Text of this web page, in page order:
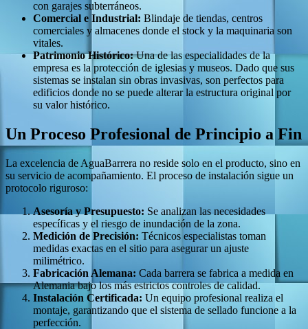
con garajes subterráneos.
Comercial e Industrial: Blindaje de tiendas, centros
comerciales y almacenes donde el stock y la maquinaria son
vitales.
Patrimonio Histórico:Una de las especialidades de la
empresa es la protección de iglesias y museos. Dado que sus
sistemas se instalan sin obras invasivas, son perfectos para
edificios donde no se puede alterar la estructura original por
su valor histórico.
Un Proceso Profesional de Principio a Fin
La excelencia de AguaBarrera no reside solo en el producto, sino en
su servicio de acompañamiento. El proceso de instalación sigue un
protocolo riguroso:
Asesoría y Presupuesto: Se analizan las necesidades
específicas y el riesgo de inundación de la zona.
Medición de Precisión: Técnicos especialistas toman
medidas exactas en el sitio para asegurar un ajuste
milimétrico.
Fabricación Alemana: Cada barrera se fabrica a medida en
Alemania bajo los más estrictos controles de calidad.
Instalación Certificada: Un equipo profesional realiza el
montaje, garantizando que el sistema de sellado funcione a la
perfección.